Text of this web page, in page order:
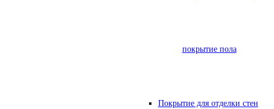
покрытие пола
Покрытие для отделки стен